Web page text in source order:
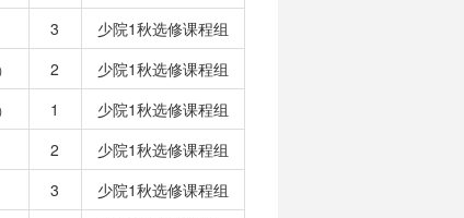
3
少院1秋选修课程组
2
少院1秋选修课程组
1
少院1秋选修课程组
2
少院1秋选修课程组
3
少院1秋选修课程组